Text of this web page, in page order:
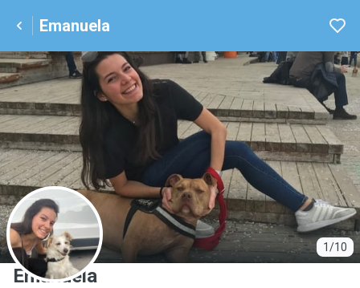
Emanuela
1/10
E
Emanuela